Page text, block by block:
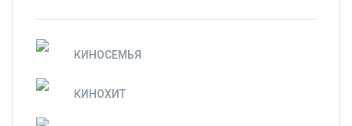
КИНОСЕМЬЯ
КИНОХИТ